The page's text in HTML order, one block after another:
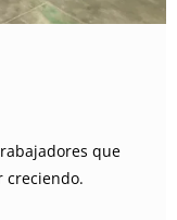
que
creciendo.